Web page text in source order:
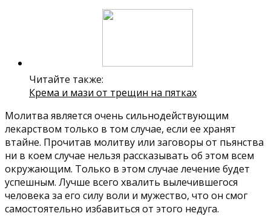
Читайте также:
Крема и мази от трещин на пятках
Молитва является очень сильнодействующим
лекарством только в том случае, если ее хранят
втайне. Прочитав молитву или заговоры от пьянства
ни в коем случае нельзя рассказывать об этом всем
окружающим. Только в этом случае лечение будет
успешным. Лучше всего хвалить вылечившегося
человека за его силу воли и мужество, что он смог
самостоятельно избавиться от этого недуга.